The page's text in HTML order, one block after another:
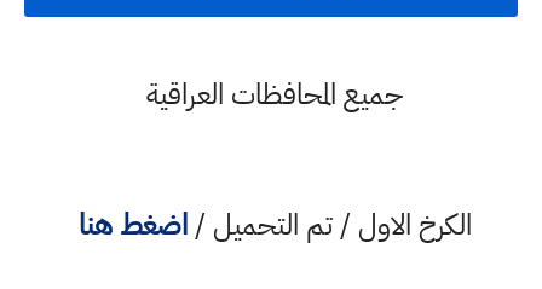
جميع المحافظات العراقية
الكرخ الاول / تم التحميل /اضغط هنا